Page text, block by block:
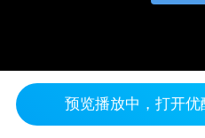
预览播放中，打开优